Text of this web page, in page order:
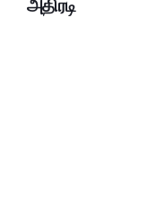
அதிரடி